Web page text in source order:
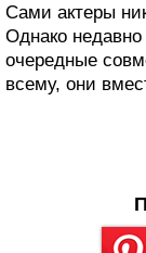
Сами актеры
Однако
очередные
всему, они